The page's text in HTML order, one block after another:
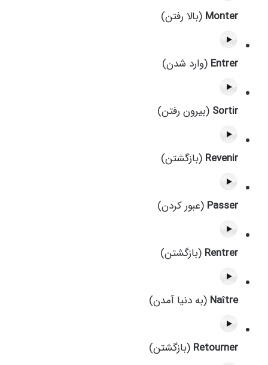
کلاس
Monter (بالا رفتن)
Entrer (وارد شدن)
Sortir (بیرون رفتن)
Revenir (بازگشتن)
Passer (عبور کردن)
Rentrer (بازگشتن)
Naître (به دنیا آمدن)
Retourner (بازگشتن)